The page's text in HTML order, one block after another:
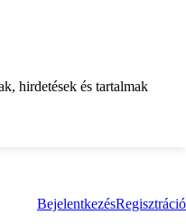
hirdetések és tartalmak
BejelentkezésRegisztráció